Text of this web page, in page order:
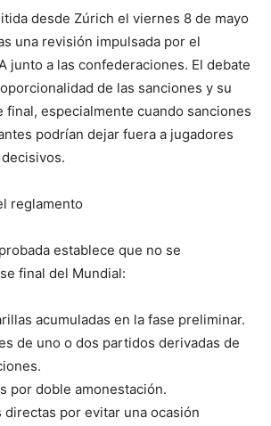
desde Zúrich el viernes 8 de mayo
una revisión impulsada por el
junto a las confederaciones. El debate
de las sanciones y su
final, especialmente cuando sanciones
podrían dejar fuera a jugadores
reglamento
establece que no se
final del Mundial:
acumuladas en la fase preliminar.
de uno o dos partidos derivadas de
por doble amonestación.
directas por evitar una ocasión